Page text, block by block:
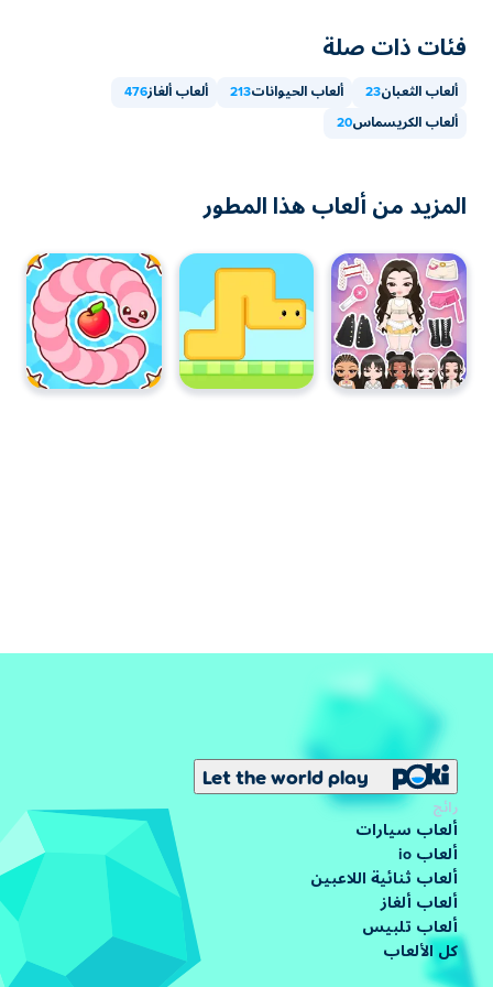
فئات ذات صلة
ألعاب الثعبان23 ألعاب الحيوانات213 ألعاب ألغاز476
ألعاب الكريسماس20
المزيد من ألعاب هذا المطور
Let the world play
رائج
ألعاب سيارات
ألعاب io
ألعاب ثنائية اللاعبين
ألعاب ألغاز
ألعاب تلبيس
كل الألعاب